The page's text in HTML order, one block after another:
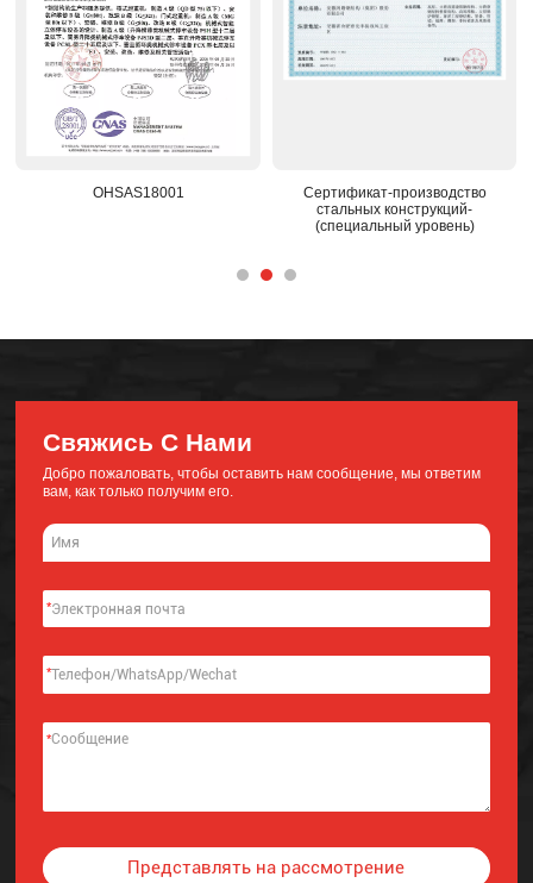
Сертификат-производство
Национальный признанный
центр исследований и разработок
Свяжись С Нами
Добро пожаловать, чтобы оставить нам сообщение, мы ответим
вам, как только получим его.
*
*
*
Представлять на рассмотрение